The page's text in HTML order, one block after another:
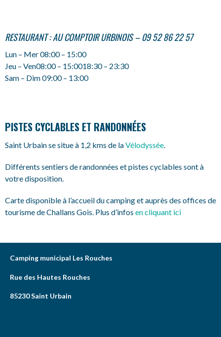
RESTAURANT : AU COMPTOIR URBINOIS – 09 52 86 22 57
Lun – Mer08:00– 15:00
Jeu – Ven08:00– 15:0018:30– 23:30
Sam – Dim09:00– 13:00
PISTES CYCLABLES ET RANDONNÉES
Saint Urbain se situe à 1,2 kms de laVélodyssée.
Différents sentiers de randonnées et pistes cyclables sont à
votre disposition.
Carte disponible à l’accueil du camping et auprès des offices de
tourisme de Challans Gois. Plus d’infos en cliquant ici
Camping municipal Les Rouches
Rue des Hautes Rouches
85230 Saint Urbain